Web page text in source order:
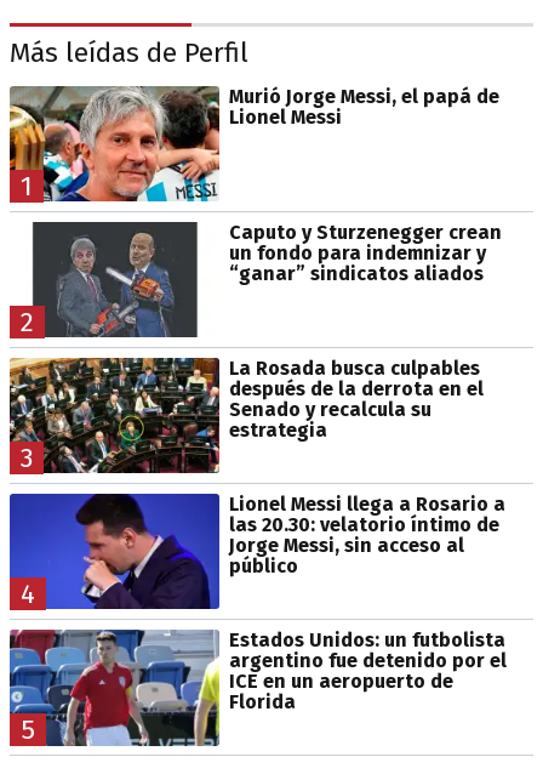
Más leídas de Perfil
1
Murió Jorge Messi, el papá de
Lionel Messi
2
Caputo y Sturzenegger crean
un fondo para indemnizar y
“ganar” sindicatos aliados
3
La Rosada busca culpables
después de la derrota en el
Senado y recalcula su
estrategia
4
Lionel Messi llega a Rosario a
las 20.30: velatorio íntimo de
Jorge Messi, sin acceso al
público
5
Estados Unidos: un futbolista
argentino fue detenido por el
ICE en un aeropuerto de
Florida